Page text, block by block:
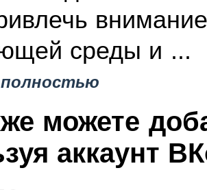
среды и ...
можете
аккаунт